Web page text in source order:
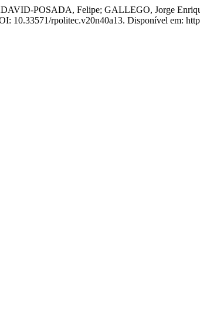
POSADA, Felipe; GALLEGO, Jorge
10.33571/rpolitec.v20n40a13. Disponível em: